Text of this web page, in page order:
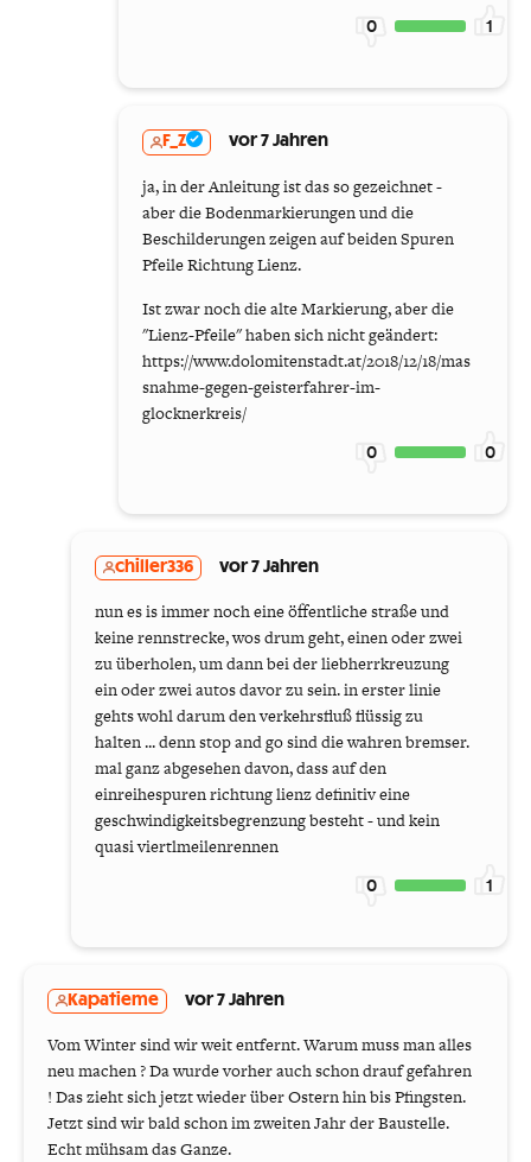
0 1
F_Z vor 7 Jahren
ja, in der Anleitung ist das so gezeichnet -
aber die Bodenmarkierungen und die
Beschilderungen zeigen auf beiden Spuren
Pfeile Richtung Lienz.
Ist zwar noch die alte Markierung, aber die
"Lienz-Pfeile" haben sich nicht geändert:
https://www.dolomitenstadt.at/2018/12/18/mas
snahme-gegen-geisterfahrer-im-
glocknerkreis/
0 0
chiller336 vor 7 Jahren
nun es is immer noch eine öffentliche straße und
keine rennstrecke, wos drum geht, einen oder zwei
zu überholen, um dann bei der liebherrkreuzung
ein oder zwei autos davor zu sein. in erster linie
gehts wohl darum den verkehrsfluß flüssig zu
halten ... denn stop and go sind die wahren bremser.
mal ganz abgesehen davon, dass auf den
einreihespuren richtung lienz definitiv eine
geschwindigkeitsbegrenzung besteht - und kein
quasi viertlmeilenrennen
0 1
Kapatieme vor 7 Jahren
Vom Winter sind wir weit entfernt. Warum muss man alles
neu machen ? Da wurde vorher auch schon drauf gefahren
! Das zieht sich jetzt wieder über Ostern hin bis Pfingsten.
Jetzt sind wir bald schon im zweiten Jahr der Baustelle.
Echt mühsam das Ganze.